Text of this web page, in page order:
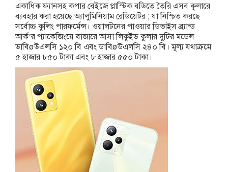
একাধিক ফ্যানসহ কপার বেইজে প্লাস্টিক বডিতে তৈরি এসব কুলারে
ব্যবহার করা হয়েছে অ্যালুমিনিয়াম রেডিয়েটর ; যা নিশ্চিত করছে
সর্বোচ্চ কুলিং পারফর্মেন্স। ওয়ালটনের পাওয়ার ডিভাইস ব্র্যান্ড
আর্ক’র প্যাকেজিংয়ে বাজারে আসা লিকুইড কুলার দুটির মডেল
ডাবিøউএলসি ১২০ বি এবং ডাবিøউএলসি ২৪০ বি। মূল্য যথাক্রমে
৫ হাজার ৮৫০ টাকা এবং ৮ হাজার ৫৫০ টাকা।